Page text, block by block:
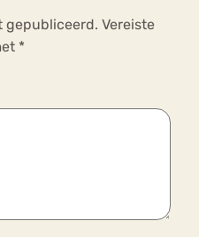
gepubliceerd. Vereiste
*